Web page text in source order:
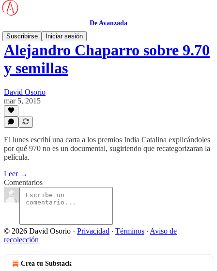
De Avanzada
Suscribirse
Iniciar sesión
Alejandro Chaparro sobre 9.70
y semillas
David Osorio
mar 5, 2015
El lunes escribí una carta a los premios India Catalina explicándoles
por qué 970 no es un documental, sugiriendo que recategorizaran la
película.
Leer →
Comentarios
© 2026 David Osorio · Privacidad ∙ Términos ∙ Aviso de
recolección
Crea tu Substack